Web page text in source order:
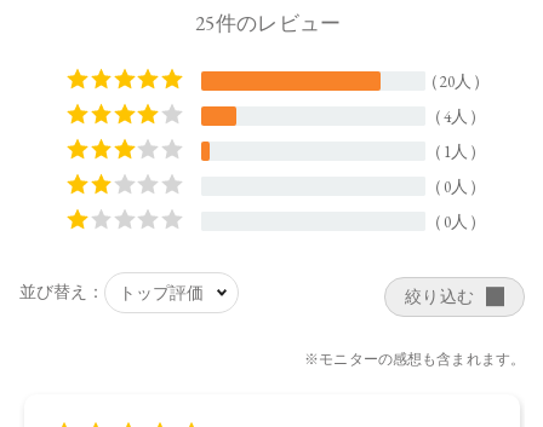
ジュ。眉やフェイスライン、鼻筋の陰影作りに。
右上：ピンクの微細なパールをたっぷりとブレンドした
ピーチカラー。肌への密着感にこだわったむにむに質感
です。ハイライトのほか、広範囲になじませてチークベ
ースに。
左下：ピュアな印象のクリアピンク。シアーなパールが
透明感を引き出します。右下のピンクとブレンドして、
その日の気分を演出して。
右下：ヘルシーな印象のクリアなコーラルピンク。シア
レンドして、その日の気分を演出して。